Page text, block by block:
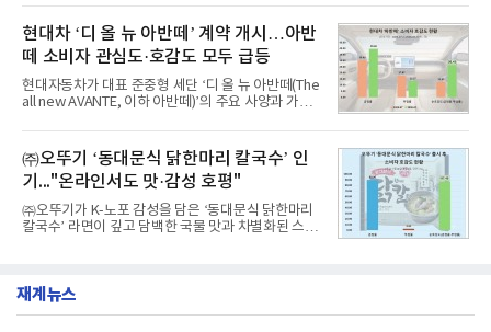
디교육, 대교, 디지
이 순으로 뒤를 이었다.7일 한국기업평판연구소(소장
구창환)는 산업통상자원부 공공기관 41개 브랜드를
대상으로 지난 7월 7일부터 8월 7일까지 수집된 소비
자 빅데이터 91,102,549건을 분석한 결과, 한국전력
공사가 브랜드평판지수 10,670,633을 기록하며 8월
1위에 올랐다고 밝혔다. 분석에 활용된 빅데이터는 지
난 7월(88,893,823건) 대비 2.48% 증가한 수치다.연
수력원자력, 한국석
현대차 ‘디 올 뉴 아반떼’ 계약 개시…아반
떼 소비자 관심도·호감도 모두 급등
현대자동차가 대표 준중형 세단 ‘디 올 뉴 아반떼(The
all new AVANTE, 이하 아반떼)’의 주요 사양과 가격
떼는 6년 만에 선보이는 8세대 완전변경 모델로, ▲정
교한 선과 면을 중심으로 완성한 파격적인 디자인 ▲
과거 중형 세단 수준으로 확대된 차체 제원 ▲글로벌
최고 수준의 안전성 ▲성능과 효율을 동시에 높인 주
행 완성도 ▲첨단 편의 및 디지털 사양 적용 등을 통해
글로벌 준중형 세단의 새로운 기준을 세웠다.아반떼
는 가솔린 2.0과 1.6 하이브리드 두 가지 파워트레인
넘
㈜오뚜기 ‘동대문식 닭한마리 칼국수’ 인
기..."온라인서도 맛·감성 호평"
㈜오뚜기가 K-노포 감성을 담은 ‘동대문식 닭한마리
칼국수’ 라면이 깊고 담백한 국물 맛과 차별화된 스토
단 18일 만에 누적 판매량 50만 개를 돌파하는 성과를
재계뉴스